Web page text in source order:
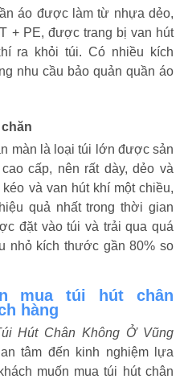
áo được làm từ nhựa dẻo,
+ PE, được trang bị van hút
ra khỏi túi. Có nhiều kích
nhu cầu bảo quản quần áo
màn là loại túi lớn được sản
cấp, nên rất dày, dẻo và
và van hút khí một chiều,
quả nhất trong thời gian
đặt vào túi và trải qua quá
nhỏ kích thước gần 80% so
mua túi hút chân
hàng
Hút Chân Không Ở Vũng
tâm đến kinh nghiệm lựa
muốn mua túi hút chân